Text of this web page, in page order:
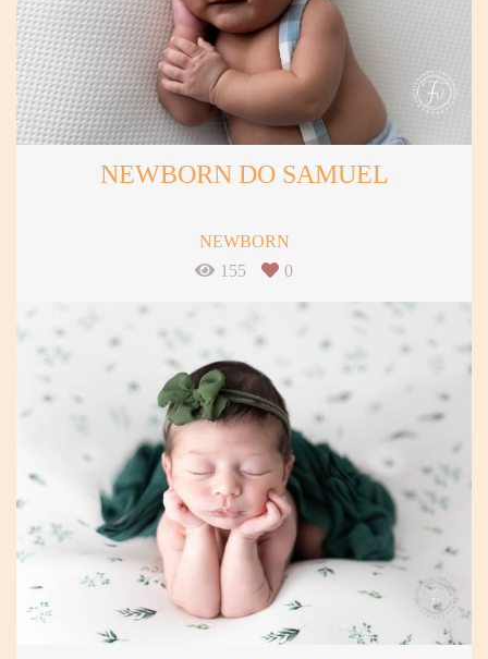
NEWBORN DO SAMUEL
NEWBORN
155
0